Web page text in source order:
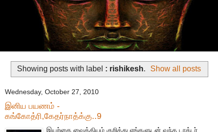
Showing posts with label : rishikesh. Show all posts
Wednesday, October 27, 2010
இனிய பயணம் -
கங்கோத்ரி,கேதர்நாத்க்கு..9
இயற்கை வைத்தியம் குறித்து எங்களுடன் வந்த டாக்டர்